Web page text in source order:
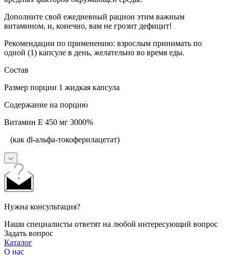
Дополните свой ежедневный рацион этим важным
витамином, и, конечно, вам не грозит дефицит!
Рекомендации по применению: взрослым принимать по
одной (1) капсуле в день, желательно во время еды.
Состав
Размер порции 1 жидкая капсула
Содержание на порцию
Витамин Е 450 мг 3000%
(как dl-альфа-токоферилацетат)
Нужна консультация?
Наши специалисты ответят на любой интересующий вопрос
Задать вопрос
Каталог
О нас